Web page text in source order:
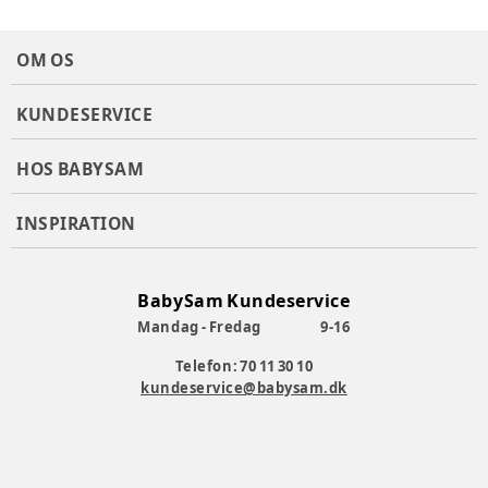
OM OS
KUNDESERVICE
HOS BABYSAM
INSPIRATION
BabySam Kundeservice
Mandag - Fredag
9-16
Telefon: 70 11 30 10
kundeservice@babysam.dk